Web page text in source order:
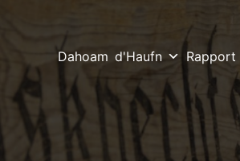
Dahoam d'Haufn Rapport